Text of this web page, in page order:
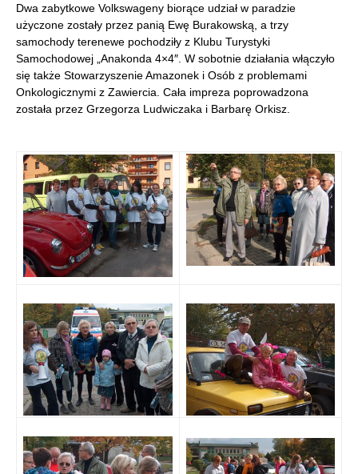
Dwa zabytkowe Volkswageny biorące udział w paradzie
użyczone zostały przez panią Ewę Burakowską, a trzy
samochody terenewe pochodziły z Klubu Turystyki
Samochodowej „Anakonda 4×4″. W sobotnie działania włączyło
się także Stowarzyszenie Amazonek i Osób z problemami
Onkologicznymi z Zawiercia. Cała impreza poprowadzona
została przez Grzegorza Ludwiczaka i Barbarę Orkisz.